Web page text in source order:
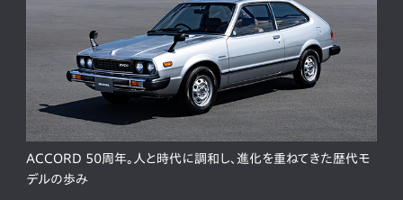
ACCORD 50周年。人と時代に調和し、進化を重ねてきた歴代モ
デルの歩み